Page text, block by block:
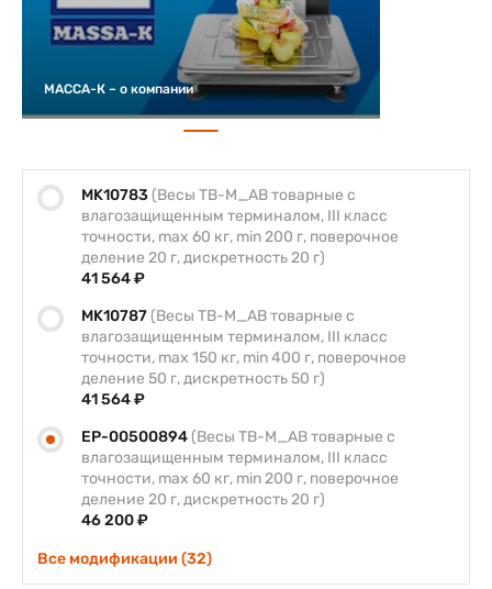
MK10783 (Весы TB-M_AB товарные с
влагозащищенным терминалом, III класс
точности, max 60 кг, min 200 г, поверочное
деление 20 г, дискретность 20 г)
41 564 ₽
MK10787 (Весы TB-M_AB товарные с
влагозащищенным терминалом, III класс
точности, max 150 кг, min 400 г, поверочное
деление 50 г, дискретность 50 г)
41 564 ₽
EP-00500894 (Весы TB-M_AB товарные с
влагозащищенным терминалом, III класс
точности, max 60 кг, min 200 г, поверочное
деление 20 г, дискретность 20 г)
46 200 ₽
Все модификации (32)
МАССА-К – о компании